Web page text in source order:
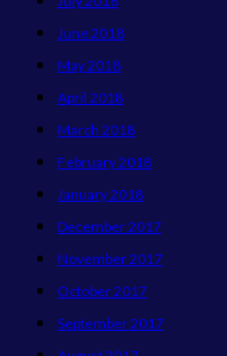
June 2018
May 2018
April 2018
March 2018
February 2018
January 2018
December 2017
November 2017
October 2017
September 2017